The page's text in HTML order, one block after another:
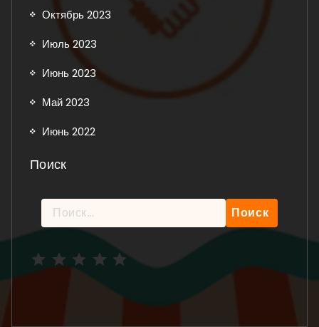
Октябрь 2023
Июль 2023
Июнь 2023
Май 2023
Июнь 2022
Поиск
Найти: